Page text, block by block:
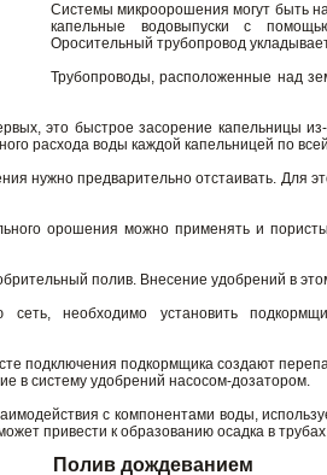
Системы микроорошения могут быть
капельные водовыпуски с
Оросительный трубопровод
Трубопроводы, расположенные над
это быстрое засорение капельницы
расхода воды каждой капельницей по
нужно предварительно отстаивать. Для
орошения можно применять и
полив. Внесение удобрений в
необходимо установить
подключения подкормщика создают
в систему удобрений насосом-дозатором.
с компонентами воды,
привести к образованию осадка в
Полив дождеванием